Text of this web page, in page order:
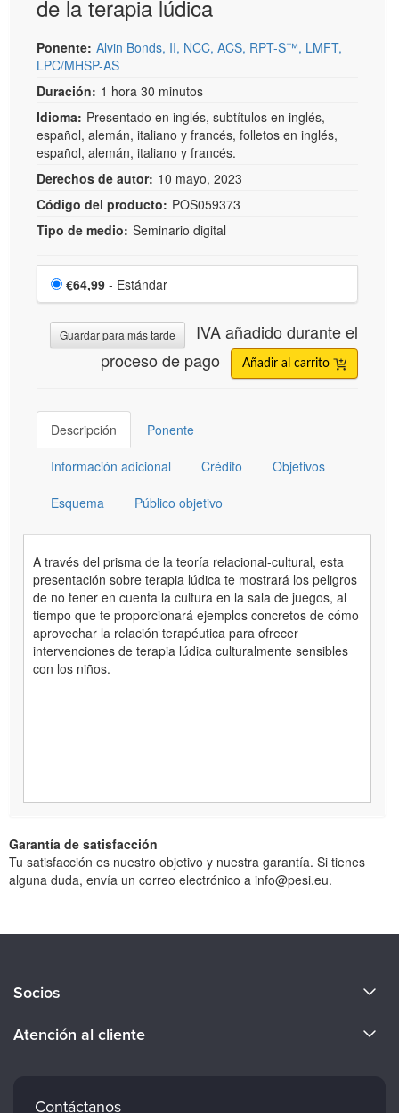
de la terapia lúdica
Ponente: Alvin Bonds, II, NCC, ACS, RPT-S™, LMFT,
LPC/MHSP-AS
Duración: 1 hora 30 minutos
Idioma: Presentado en inglés, subtítulos en inglés,
español, alemán, italiano y francés, folletos en inglés,
español, alemán, italiano y francés.
Derechos de autor: 10 mayo, 2023
Código del producto: POS059373
Tipo de medio: Seminario digital
Elige un artículo por precio
Precio
€64,99 - Estándar
Guardar para más tarde
IVA añadido durante el
proceso de pago
Añadir al carrito
Descripción Ponente
Información adicional Crédito Objetivos
Esquema Público objetivo
A través del prisma de la teoría relacional-cultural, esta
presentación sobre terapia lúdica te mostrará los peligros
de no tener en cuenta la cultura en la sala de juegos, al
tiempo que te proporcionará ejemplos concretos de cómo
aprovechar la relación terapéutica para ofrecer
intervenciones de terapia lúdica culturalmente sensibles
con los niños.
Garantía de satisfacción
Tu satisfacción es nuestro objetivo y nuestra garantía. Si tienes
alguna duda, envía un correo electrónico a info@pesi.eu.
Acerca de nosotros
Empleos
Socios
Evergreen Certifications
Atención al cliente
Preguntas frecuentes
Contáctanos